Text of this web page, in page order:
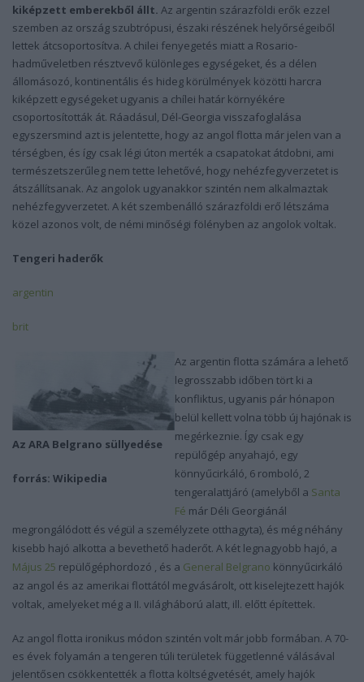
kiképzett emberekből állt. Az argentin szárazföldi erők ezzel
szemben az ország szubtrópusi, északi részének helyőrségeiből
lettek átcsoportosítva. A chilei fenyegetés miatt a Rosario-
hadműveletben résztvevő különleges egységeket, és a délen
állomásozó, kontinentális és hideg körülmények közötti harcra
kiképzett egységeket ugyanis a chílei határ környékére
csoportosították át. Ráadásul, Dél-Georgia visszafoglalása
egyszersmind azt is jelentette, hogy az angol flotta már jelen van a
térségben, és így csak légi úton merték a csapatokat átdobni, ami
természetszerűleg nem tette lehetővé, hogy nehézfegyverzetet is
átszállítsanak. Az angolok ugyanakkor szintén nem alkalmaztak
nehézfegyverzetet. A két szembenálló szárazföldi erő létszáma
közel azonos volt, de némi minőségi fölényben az angolok voltak.
Tengeri haderők
argentin
brit
Az ARA Belgrano süllyedése
forrás: Wikipedia
Az argentin flotta számára a lehető
legrosszabb időben tört ki a
konfliktus, ugyanis pár hónapon
belül kellett volna több új hajónak is
megérkeznie. Így csak egy
repülőgép anyahajó, egy
könnyűcirkáló, 6 romboló, 2
tengeralattjáró (amelyből a Santa
Fé már Déli Georgiánál
megrongálódott és végül a személyzete otthagyta), és még néhány
kisebb hajó alkotta a bevethető haderőt. A két legnagyobb hajó, a
Május 25 repülőgéphordozó , és a General Belgrano könnyűcirkáló
az angol és az amerikai flottától megvásárolt, ott kiselejtezett hajók
voltak, amelyeket még a II. világháború alatt, ill. előtt építettek.
Az angol flotta ironikus módon szintén volt már jobb formában. A 70-
es évek folyamán a tengeren túli területek függetlenné válásával
jelentősen csökkentették a flotta költségvetését, amely hajók